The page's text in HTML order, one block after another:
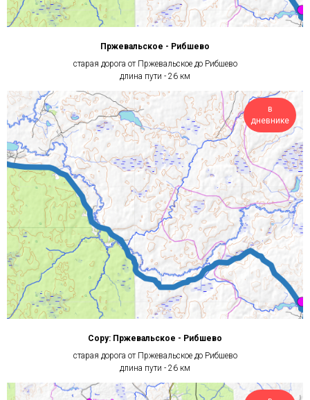
Пржевальское - Рибшево
старая дорога от Пржевальское до Рибшево
длина пути - 26 км
в
дневнике
Copy: Пржевальское - Рибшево
старая дорога от Пржевальское до Рибшево
длина пути - 26 км